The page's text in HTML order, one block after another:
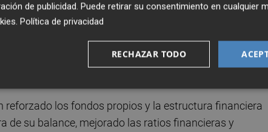
que comienzan a cotizar este miércoles proceden de
obligaciones a un valor máximo de conversión de
los fondos propios y la estructura financiera
de su balance, mejorado las ratios financieras y
de publicidad. Puede retirar su consentimiento en cualquier
. Política de privacidad
RECHAZAR TODO